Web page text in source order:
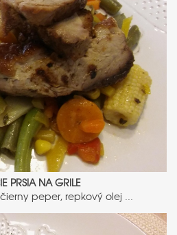
PRSIA NA GRILE
peper, repkový olej ...